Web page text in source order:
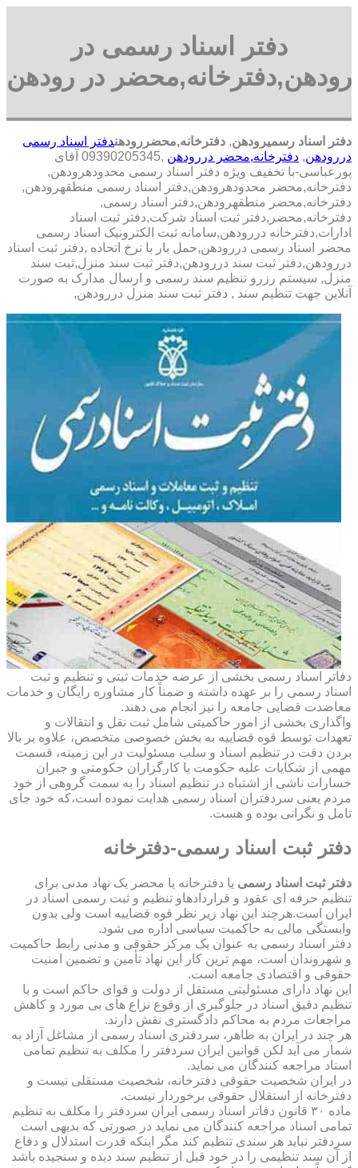
دفتر اسناد رسمی در
رودهن,دفترخانه,محضر در رودهن
دفتر اسناد رسمیرودهن, دفترخانه,محضررودهندفتر اسناد رسمی
دررودهن, دفترخانه,محضر دررودهن
,09390205345 آقای
پورعباسی-با تخفيف ويژه دفتر اسناد رسمی محدودهرودهن,
دفترخانه,محضر محدودهرودهن,دفتر اسناد رسمی منطقهرودهن,
دفترخانه,محضر منطقهرودهن,دفتر اسناد رسمی,
دفترخانه,محضر,دفتر ثبت اسناد شرکت,دفتر ثبت اسناد
ادارات,دفترخانه دررودهن,سامانه ثبت الکترونیک اسناد رسمی
محضر اسناد رسمی دررودهن,حمل بار با نرخ اتحاده ,دفتر ثبت اسناد
دررودهن,دفتر ثبت سند دررودهن,دفتر ثبت سند منزل,ثبت سند
منزل, سیستم رزرو تنظیم سند رسمی و ارسال مدارک به صورت
آنلاین جهت تنظیم سند , دفتر ثبت سند منزل دررودهن,
دفاتر اسناد رسمی بخشی از عرضه خدمات ثبتی و تنظیم و ثبت
اسناد رسمی را بر عهده داشته و ضمناً کار مشاوره رایگان و خدمات
معاضدت قضایی جامعه را نیز انجام می دهند.
واگذاری بخشی از امور حاکمیتی شامل ثبت نقل و انتقالات و
تعهدات توسط قوه قضاییه به بخش خصوصی متخصص، علاوه بر بالا
بردن دقت در تنظیم اسناد و سلب مسئولیت در این زمینه، قسمت
مهمی از شکایات علیه حکومت یا کارگزاران حکومتی و جبران
خسارات ناشی از اشتباه در تنظیم اسناد را به سمت گروهی از خود
مردم یعنی سردفتران اسناد رسمی هدایت نموده است،که خود جای
تامل و نگرانی بوده و هست.
دفتر ثبت اسناد رسمی-دفترخانه
دفتر ثبت اسناد رسمی یا دفترخانه یا محضر یک نهاد مدنی برای
تنظیم حرفه ای عقود و قراردادهاو تنظیم و ثبت رسمی اسناد در
ایران است.هرچند این نهاد زیر نظر قوه قضاییه است ولی بدون
وابستگی مالی به حاکمیت سیاسی اداره می شود.
دفتر اسناد رسمی به عنوان یک مرکز حقوقی و مدنی رابط حاکمیت
و شهروندان است، مهم ترین کار این نهاد تأمین و تضمین امنیت
حقوقی و اقتصادی جامعه است.
این نهاد دارای مسئولیتی مستقل از دولت و قوای حاکم است و با
تنظیم دقیق اسناد در جلوگیری از وقوع نزاع های بی مورد و کاهش
مراجعات مردم به محاکم دادگستری نقش دارند.
هر چند در ایران به ظاهر، سردفتری اسناد رسمی از مشاغل آزاد به
شمار می آید لکن قوانین ایران سردفتر را مکلف به تنظیم تمامی
اسناد مراجعه کنندگان می نماید.
در ایران شخصیت حقوقی دفترخانه، شخصیت مستقلی نیست و
دفترخانه از استقلال حقوقی برخوردار نیست.
ماده ۳۰ قانون دفاتر اسناد رسمی ایران سردفتر را مکلف به تنظیم
تمامی اسناد مراجعه کنندگان می نماید در صورتی که بدیهی است
سردفتر نباید هر سندی تنظیم کند مگر اینکه قدرت استدلال و دفاع
از آن سند تنظیمی را در خود قبل از تنظیم سند دیده و سنجیده باشد